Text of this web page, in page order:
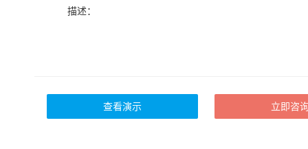
描述：
查看演示 立即咨